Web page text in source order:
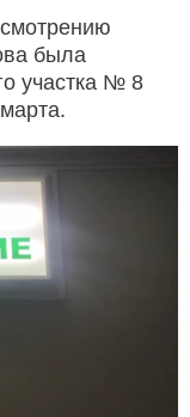
была
участка № 8